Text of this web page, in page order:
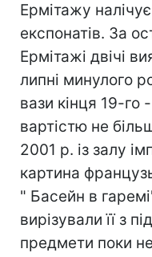
Ермітажу
експонатів. За
Ермітажі двічі
липні минулого
вази кінця 19-го
вартістю не
2001 р. із залу
картина
" Басейн в
вирізували її з
предмети поки